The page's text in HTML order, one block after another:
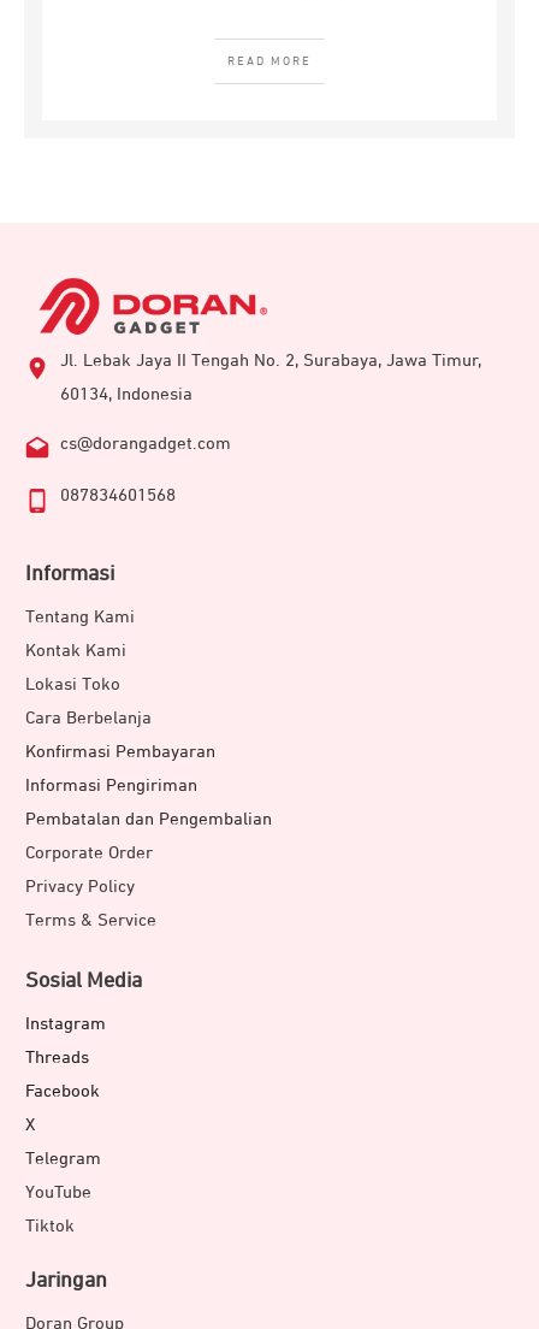
READ MORE
Jl. Lebak Jaya II Tengah No. 2, Surabaya, Jawa Timur,
60134, Indonesia
cs@dorangadget.com
087834601568
Informasi
Tentang Kami
Kontak Kami
Lokasi Toko
Cara Berbelanja
Konfirmasi Pembayaran
Informasi Pengiriman
Pembatalan dan Pengembalian
Corporate Order
Privacy Policy
Terms & Service
Sosial Media
Instagram
Threads
Facebook
X
Telegram
YouTube
Tiktok
Jaringan
Doran Group